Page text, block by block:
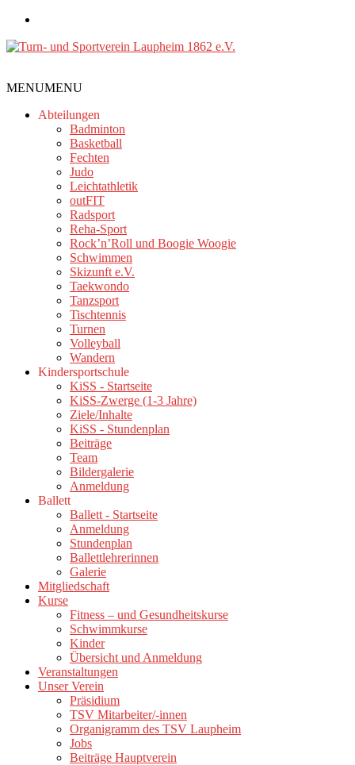
Zum
springen
und
Sportverein
Laupheim
MENUMENU
Abteilungen
Badminton
Basketball
Fechten
Judo
Leichtathletik
outFIT
Radsport
Reha-Sport
Rock’n’Roll und Boogie Woogie
Schwimmen
Skizunft e.V.
Taekwondo
Tanzsport
Tischtennis
Turnen
Volleyball
Wandern
Kindersportschule
KiSS - Startseite
KiSS-Zwerge (1-3 Jahre)
Ziele/Inhalte
KiSS - Stundenplan
Beiträge
Team
Bildergalerie
Anmeldung
Ballett
Ballett - Startseite
Anmeldung
Stundenplan
Ballettlehrerinnen
Galerie
Mitgliedschaft
Kurse
Fitness – und Gesundheitskurse
Schwimmkurse
Kinder
Übersicht und Anmeldung
Veranstaltungen
Unser Verein
Präsidium
TSV Mitarbeiter/-innen
Organigramm des TSV Laupheim
Jobs
Beiträge Hauptverein